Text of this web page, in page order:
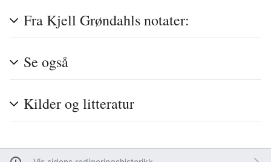
Fra Kjell Grøndahls notater:
Se også
Kilder og litteratur